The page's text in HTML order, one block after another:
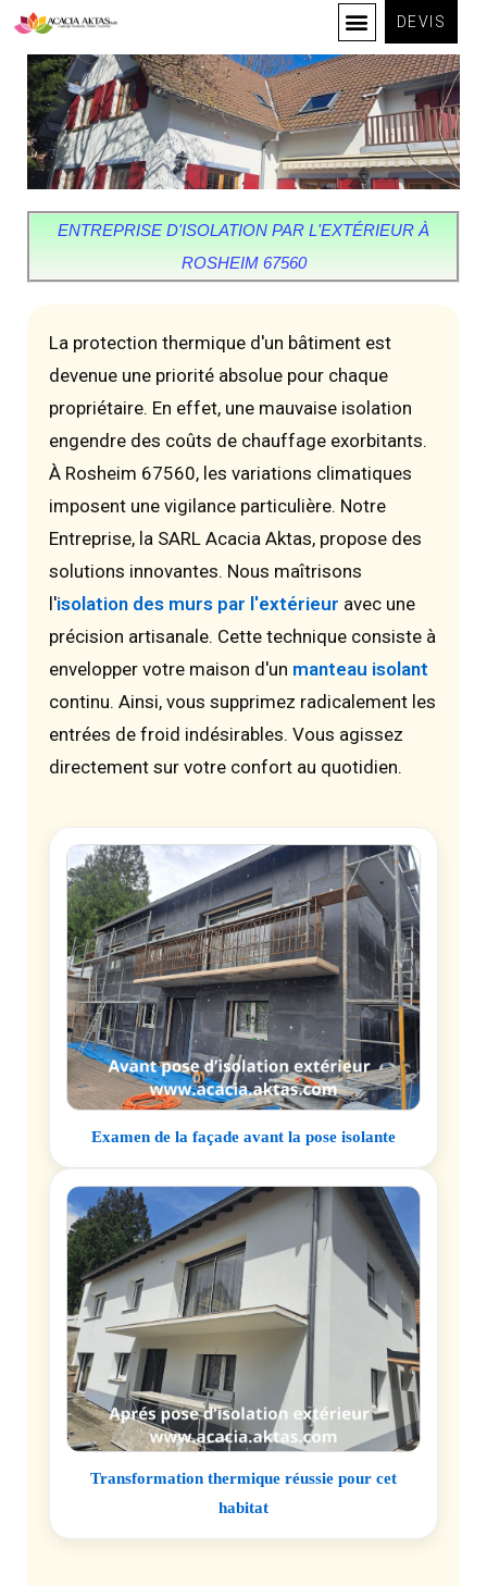
DEVIS
ENTREPRISE D'ISOLATION PAR L'EXTÉRIEUR À
ROSHEIM 67560
La protection thermique d'un bâtiment est
devenue une priorité absolue pour chaque
propriétaire. En effet, une mauvaise isolation
engendre des coûts de chauffage exorbitants.
À Rosheim 67560, les variations climatiques
imposent une vigilance particulière. Notre
Entreprise, la SARL Acacia Aktas, propose des
solutions innovantes. Nous maîtrisons
l'isolation des murs par l'extérieur avec une
précision artisanale. Cette technique consiste à
envelopper votre maison d'un manteau isolant
continu. Ainsi, vous supprimez radicalement les
entrées de froid indésirables. Vous agissez
directement sur votre confort au quotidien.
Examen de la façade avant la pose isolante
Transformation thermique réussie pour cet
habitat